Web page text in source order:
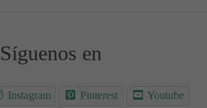
Síguenos en
Instagram Pinterest Youtube